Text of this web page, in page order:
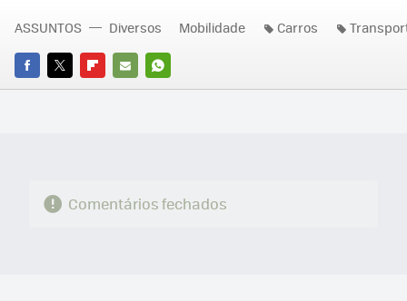
FACEBOOK
TWITTERFLIPBOARD
E-
WHATSAPP
ASSUNTOS Diversos Mobilidade Carros
Comentários fechados